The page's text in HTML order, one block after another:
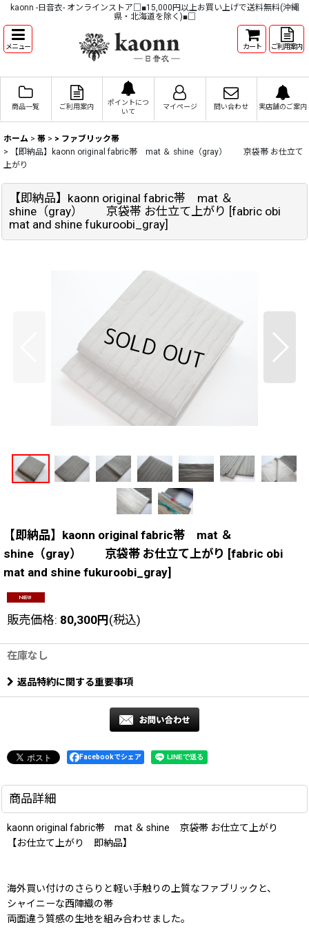
kaonn -日音衣- オンラインストア□■15,000円以上お買い上げで送料無料(沖縄
県・北海道を除く)■□
メニュー カート ご利用案内
商品一覧 ご利用案内
ポイントにつ
いて
マイページ 問い合わせ 実店舗のご案内
ホーム > 帯 > > ファブリック帯
>
【即納品】kaonn original fabric帯 mat ＆ shine（gray） 京袋帯 お仕立て
上がり
【即納品】kaonn original fabric帯 mat ＆
shine（gray） 京袋帯 お仕立て上がり [fabric obi
mat and shine fukuroobi_gray]
【即納品】kaonn original fabric帯 mat ＆
shine（gray） 京袋帯 お仕立て上がり [fabric obi
mat and shine fukuroobi_gray]
販売価格: 80,300円(税込)
在庫なし
返品特約に関する重要事項
Facebookでシェア
商品詳細
kaonn original fabric帯 mat ＆ shine 京袋帯 お仕立て上がり
【お仕立て上がり 即納品】
海外買い付けのさらりと軽い手触りの上質なファブリックと、
シャイニーな西陣織の帯
両面違う質感の生地を組み合わせました。